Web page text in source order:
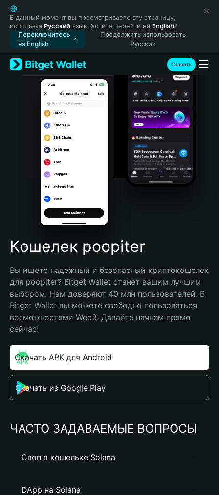
English
日本語
Tiếng Việt
Русский
Español (Latinoamérica)
Türkçe
Italiano
Português (Portugal)
Bahasa Indonesia
Português (Brasil)
Español (Argentina)
В данный момент вы просматриваете эту страницу,
используя Русский язык. Хотите перейти на English?
Переключитесь
на English
Продолжить использовать
Русский
Скачать
Кошелек poopiter
Вы ищете надежный и безопасный криптокошелек
для poopiter? Bitget Wallet станет вашим лучшим
выбором. Нам доверяют 40 млн пользователей. В
Bitget Wallet вы можете свободно пользоваться
возможностями Web3. Давайте начнем прямо
сейчас!
Скачать APK для Android
Скачать из Google Play
ЧАСТО ЗАДАВАЕМЫЕ ВОПРОСЫ
Своп в кошельке Solana
DApp на Solana